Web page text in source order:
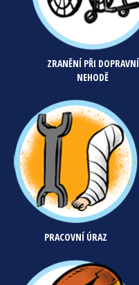
ZRANĚNÍ PŘI DOPRAVNÍ
NEHODĚ
PRACOVNÍ ÚRAZ